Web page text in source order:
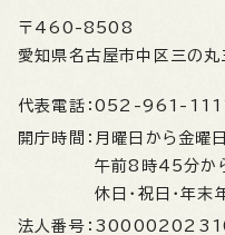
〒460-8508
愛知県名古屋市中区三の
代表電話： 052-961-
開庁時間： 月曜日から金曜
午前8時45分か
休日・祝日・年末
法人番号：